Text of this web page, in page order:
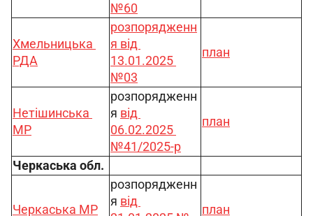
№60
Хмельницька
РДА
розпорядженн
я від
13.01.2025
№03
план
Нетішинська
МР
розпорядженн
я від
06.02.2025
№41/2025-р
план
Черкаська обл.
Черкаська МР
розпорядженн
я від
план